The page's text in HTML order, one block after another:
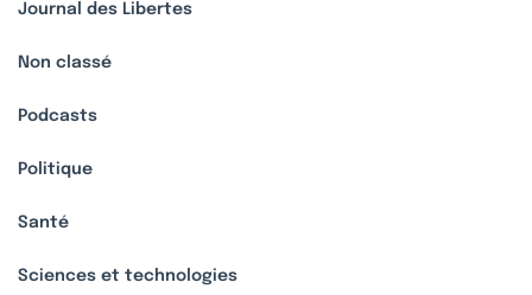
Journal des Libertes
Non classé
Podcasts
Politique
Santé
Sciences et technologies